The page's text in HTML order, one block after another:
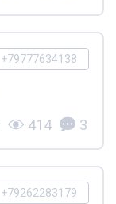
+79777634138
414 3
+79262283179